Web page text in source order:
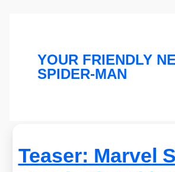
YOUR FRIENDLY
SPIDER-MAN
Teaser: Marvel